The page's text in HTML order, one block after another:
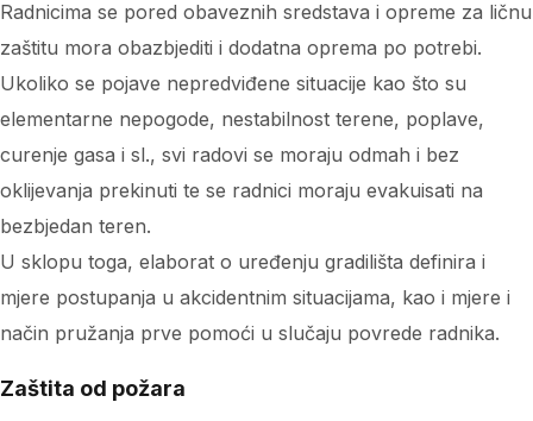
Radnicima se pored obaveznih sredstava i opreme za ličnu
zaštitu mora obazbjediti i dodatna oprema po potrebi.
Ukoliko se pojave nepredviđene situacije kao što su
elementarne nepogode, nestabilnost terene, poplave,
curenje gasa i sl., svi radovi se moraju odmah i bez
oklijevanja prekinuti te se radnici moraju evakuisati na
bezbjedan teren.
U sklopu toga, elaborat o uređenju gradilišta definira i
mjere postupanja u akcidentnim situacijama, kao i mjere i
način pružanja prve pomoći u slučaju povrede radnika.
Zaštita od požara